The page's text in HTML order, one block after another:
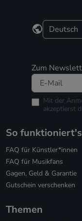
Zum
Mit der
akzeptierst
So funktioniert's
FAQ für Künstler*innen
FAQ für Musikfans
Gagen, Geld & Garantie
Gutschein verschenken
Themen